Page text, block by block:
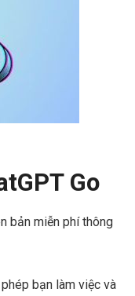
Go
bản miễn phí thông
bạn làm việc và